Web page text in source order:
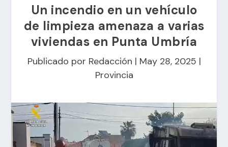
Un incendio en un vehículo
de limpieza amenaza a varias
viviendas en Punta Umbría
Publicado por Redacción | May 28, 2025 |
Provincia